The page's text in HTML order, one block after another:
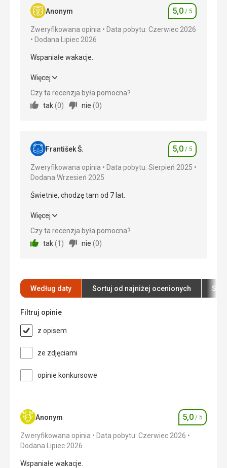
Anonym Ocena
5,0 / 5
Zweryfikowana opinia
Data pobytu: Czerwiec 2026
Dodana Lipiec 2026
Wspaniałe wakacje.
Wspaniałe wakacje.
Wyżywienie
Usługi 5,0/ 5
Cena
Czysty
Wyżywienie
Świetny
Usługi
Ta recenzja została automatycznie
przetłumaczona za pomocą Google Translate
Więcej
Czy ta recenzja była pomocna?
tak(0) nie (0)
František Š. Ocena
5,0 / 5
Zweryfikowana opinia
Data pobytu: Sierpień 2025
Dodana Wrzesień 2025
Świetnie, chodzę tam od 7 lat.
Świetnie, chodzę tam od 7 lat.
Zakwaterowanie
Cena 5,0/ 5
Plaża
Dobry
Wyżywienie
Zakwaterowanie
Świetny
Ta recenzja została automatycznie
przetłumaczona za pomocą Google Translate
Więcej
Czy ta recenzja była pomocna?
tak(1 ) nie (0)
Według daty Sortuj od najniżej ocenionych
Filtruj opinie
z opisem
ze zdjęciami
opinie konkursowe
Anonym Ocena
5,0 / 5
Zweryfikowana opinia
Data pobytu: Czerwiec 2026
Dodana Lipiec 2026
Wspaniałe wakacje.